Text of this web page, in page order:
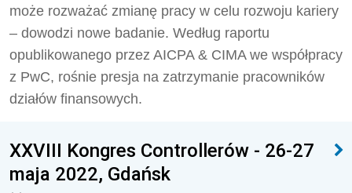
może rozważać zmianę pracy w celu rozwoju kariery
– dowodzi nowe badanie. Według raportu
opublikowanego przez AICPA & CIMA we współpracy
z PwC, rośnie presja na zatrzymanie pracowników
działów finansowych.
XXVIII Kongres Controllerów - 26-27
maja 2022, Gdańsk